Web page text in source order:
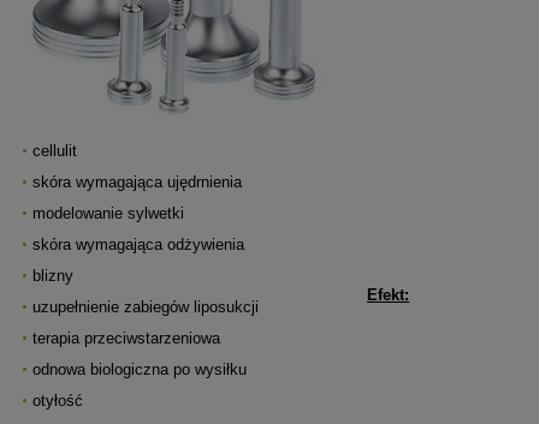
cellulit
skóra wymagająca ujędrnienia
modelowanie sylwetki
skóra wymagająca odżywienia
blizny
uzupełnienie zabiegów liposukcji
terapia przeciwstarzeniowa
odnowa biologiczna po wysiłku
otyłość
Efekt: